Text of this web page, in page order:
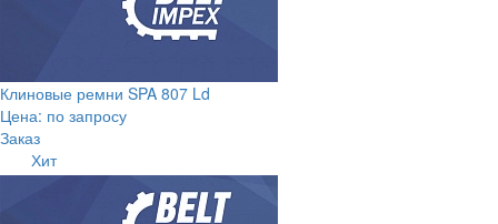
Клиновые ремни SPA 807 Ld
Цена: по запросу
Заказ
Хит